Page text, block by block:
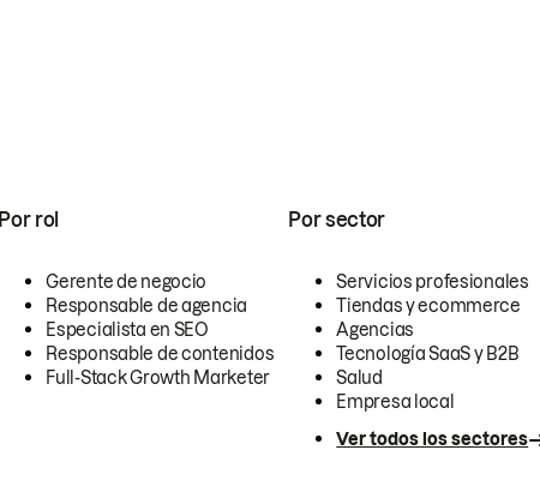
Por rol
Gerente de negocio
Responsable de agencia
Especialista en SEO
Responsable de contenidos
Full-Stack Growth Marketer
Por sector
Servicios profesionales
Tiendas y ecommerce
Agencias
Tecnología SaaS y B2B
Salud
Empresa local
Ver todos los sectores